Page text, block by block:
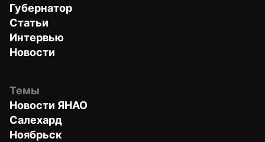
Губернатор
Статьи
Интервью
Новости
Темы
Новости ЯНАО
Салехард
Ноябрьск